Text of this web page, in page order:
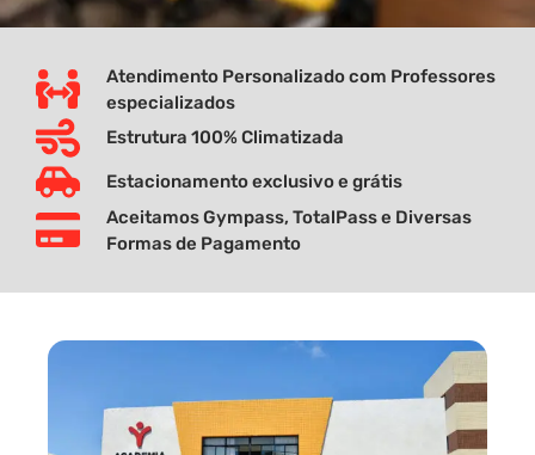
Atendimento Personalizado com Professores
especializados
Estrutura 100% Climatizada
Estacionamento exclusivo e grátis
Aceitamos Gympass, TotalPass e Diversas
Formas de Pagamento